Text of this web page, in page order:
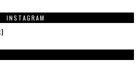
INSTAGRAM